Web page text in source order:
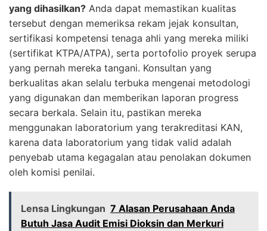
yang dihasilkan? Anda dapat memastikan kualitas
tersebut dengan memeriksa rekam jejak konsultan,
sertifikasi kompetensi tenaga ahli yang mereka miliki
(sertifikat KTPA/ATPA), serta portofolio proyek serupa
yang pernah mereka tangani. Konsultan yang
berkualitas akan selalu terbuka mengenai metodologi
yang digunakan dan memberikan laporan progress
secara berkala. Selain itu, pastikan mereka
menggunakan laboratorium yang terakreditasi KAN,
karena data laboratorium yang tidak valid adalah
penyebab utama kegagalan atau penolakan dokumen
oleh komisi penilai.
Lensa Lingkungan 7 Alasan Perusahaan Anda
Butuh Jasa Audit Emisi Dioksin dan Merkuri